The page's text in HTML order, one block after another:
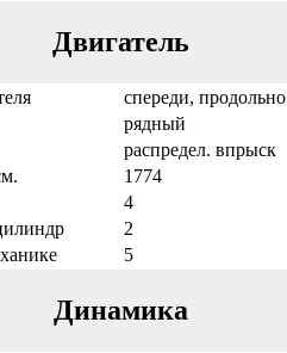
Двигатель
спереди, продольно
рядный
распредел. впрыск
1774
4
2
5
Динамика